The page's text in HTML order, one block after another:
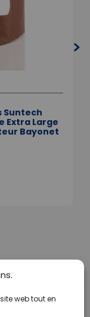
web tout en
Suntech
Extra Large
Bayonet